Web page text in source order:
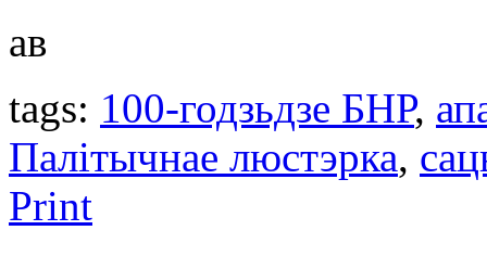
ав
tags: 100-годзьдзе БНР,
Палітычнае люстэрка,
Print